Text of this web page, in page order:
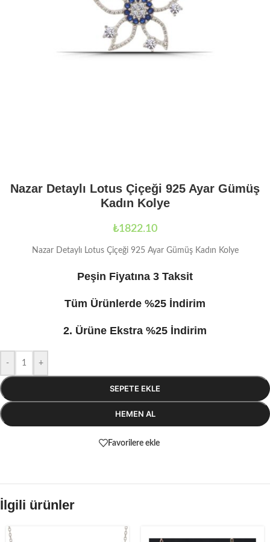
Nazar Detaylı Lotus Çiçeği 925 Ayar Gümüş
Kadın Kolye
₺1822.10
Nazar Detaylı Lotus Çiçeği 925 Ayar Gümüş Kadın Kolye
Peşin Fiyatına 3 Taksit
Tüm Ürünlerde %25 İndirim
2. Ürüne Ekstra %25 İndirim
- +
SEPETE EKLE
HEMEN AL
Favorilere ekle
İlgili ürünler